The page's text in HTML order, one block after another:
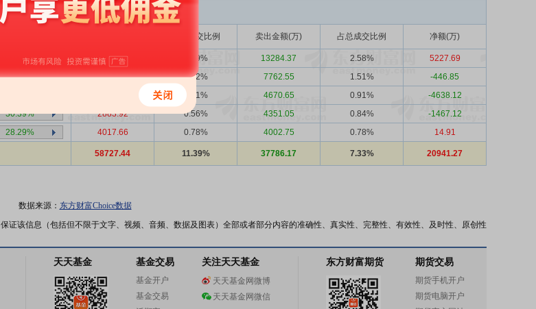
占总成交比例 卖出金额(万) 占总成交比例 净额(万)
39.53% 18512.05 3.59% 13284.37 2.58%
5227.69
- 7315.70 1.42% 7762.55 1.51%
-446.85
0.01% 4670.65 0.91%
-4638.12
30.39% 2883.92 0.56% 4351.05 0.84%
-1467.12
28.29% 4017.66 0.78% 4002.75 0.78% 14.91
58727.44 11.39% 37786.17 7.33% 20941.27
数据来源： 东方财富Choice数据
证该信息（包括但不限于文字、视频、音频、数据及图表）全部或者部分内容的准确性、真实性、完整性、有效性、及时性、原创性